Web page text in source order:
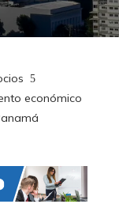
económico